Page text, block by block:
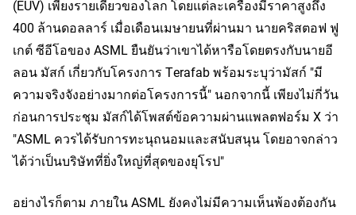
(EUV) เพียงรายเดียวของโลก โดยแต่ละเครื่องมีราคาสูงถึง
400 ล้านดอลลาร์ เมื่อเดือนเมษายนที่ผ่านมา นายคริสตอฟ ฟู
เกต์ ซีอีโอของ ASML ยืนยันว่าเขาได้หารือโดยตรงกับนายอี
ลอน มัสก์ เกี่ยวกับโครงการ Terafab พร้อมระบุว่ามัสก์ "มี
ความจริงจังอย่างมากต่อโครงการนี้" นอกจากนี้ เพียงไม่กี่วัน
ก่อนการประชุม มัสก์ได้โพสต์ข้อความผ่านแพลตฟอร์ม X ว่า
"ASML ควรได้รับการทะนุถนอมและสนับสนุน โดยอาจกล่าว
ได้ว่าเป็นบริษัทที่ยิ่งใหญ่ที่สุดของยุโรป"
อย่างไรก็ตาม ภายใน ASML ยังคงไม่มีความเห็นพ้องต้องกัน